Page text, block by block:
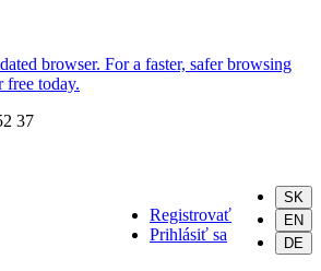
37
SK
EN
DE
Registrovať
Prihlásiť sa